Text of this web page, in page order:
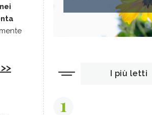
I più letti
1